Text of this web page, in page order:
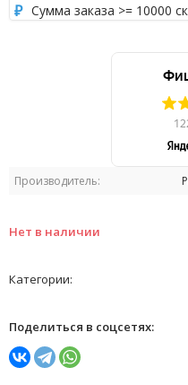
Производитель:
Нет в наличии
Сумма заказа >= 10000
Категории:
Поделиться в соцсетях: